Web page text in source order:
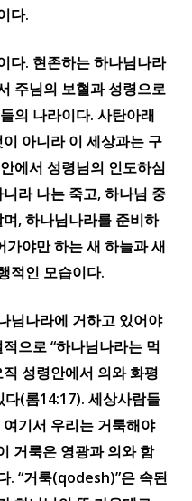
다.
다. 현존하는 하나님나라
주님의 보혈과 성령으로
의 나라이다. 사탄아래
아니라 이 세상과는 구
에서 성령님의 인도하심
라 나는 죽고, 하나님 중
, 하나님나라를 준비하
가야만 하는 새 하늘과 새
적인 모습이다.
님나라에 거하고 있어야
으로 “하나님나라는 먹
성령안에서 의와 화평
다(롬14:17). 세상사람들
기서 우리는 거룩해야
거룩은 영광과 의와 함
. “거룩(qodesh)”은 속된